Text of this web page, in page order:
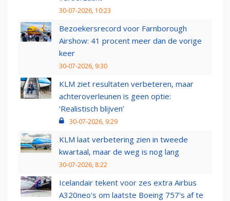
30-07-2026, 10:23
Bezoekersrecord voor Farnborough
Airshow: 41 procent meer dan de vorige
keer
30-07-2026, 9:30
KLM ziet resultaten verbeteren, maar
achteroverleunen is geen optie:
‘Realistisch blijven’
30-07-2026, 9:29
KLM laat verbetering zien in tweede
kwartaal, maar de weg is nog lang
30-07-2026, 8:22
Icelandair tekent voor zes extra Airbus
A320neo's om laatste Boeing 757's af te